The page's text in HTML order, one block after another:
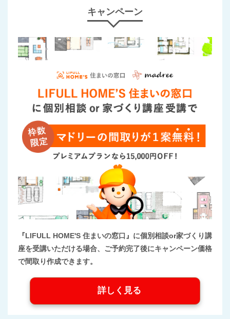
キャンペーン
『LIFULL HOME'S 住まいの窓口』に個別相談or家づくり講
座を受講いただける場合、ご予約完了後にキャンペーン価格
で間取り作成できます。
詳しく見る